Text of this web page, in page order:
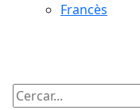
Francès